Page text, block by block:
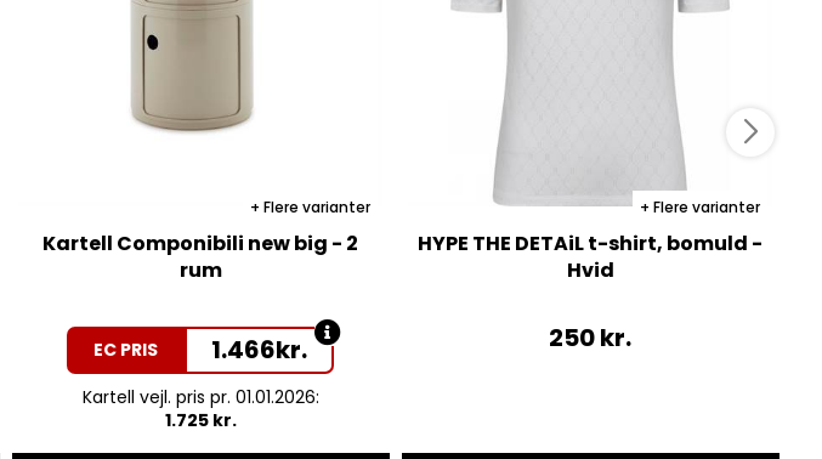
Flere varianter
Kartell Componibili new big - 2
rum
EC PRIS 1.466kr.
Kartell vejl. pris pr. 01.01.2026:
1.725 kr.
Flere varianter
HYPE THE DETAiL t-shirt, bomuld -
Hvid
250kr.